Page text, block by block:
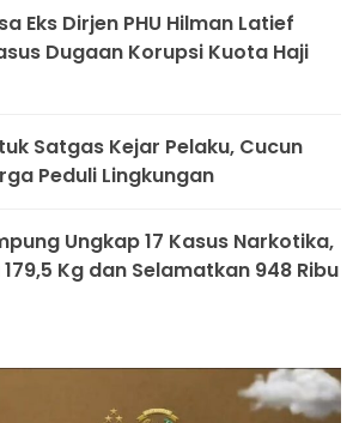
Eks Dirjen PHU Hilman Latief
Dugaan Korupsi Kuota Haji
Satgas Kejar Pelaku, Cucun
Peduli Lingkungan
Ungkap 17 Kasus Narkotika,
Kg dan Selamatkan 948 Ribu